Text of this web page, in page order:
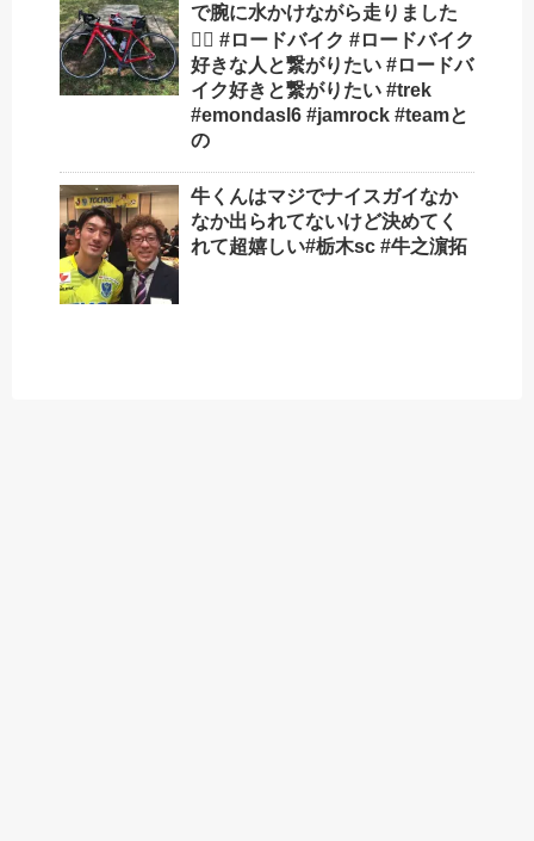
で腕に水かけながら走りました
🚴‍♂️ #ロードバイク #ロードバイク
好きな人と繋がりたい #ロードバ
イク好きと繋がりたい #trek
#emondasl6 #jamrock #teamと
の
牛くんはマジでナイスガイ️なか
なか出られてないけど決めてく
れて超嬉しい#栃木sc #牛之濵拓